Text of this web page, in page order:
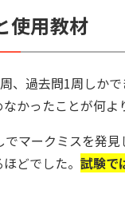
使用教材
、過去問1周しか
かったことが何よ
マークミスを発
どでした。 試験で